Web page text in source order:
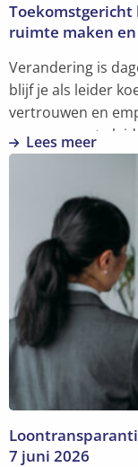
ruimte maken
Verandering is
blijf je als leider
vertrouwen en
maar concrete
Lees meer
Toekomstgericht
leiderschap:
vertrouwen
geven,
ruimte
maken
en
houden
7 juni 2026